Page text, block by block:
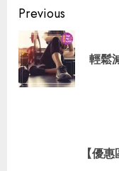
Continue
Reading
Previous
輕鬆
【優